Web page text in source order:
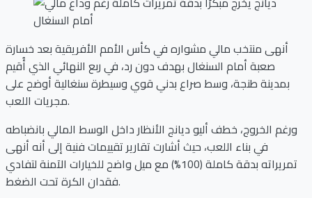
أنهى منتخب مالي مشواره في كأس الأمم الأفريقية بعد خسارة
صعبة أمام السنغال بهدف دون رد، في ربع النهائي الذي أُقيم
بمدينة طنجة، وسط صراع بدني قوي وسيطرة سنغالية أوضح على
مجريات اللعب.
ورغم الخروج، خطف أليو ديانج الأنظار داخل الوسط المالي بانضباطه
في بناء اللعب، حيث أشارت تقارير تقييمات فنية إلى أنه أنهى
تمريراته بدقة كاملة (100%) مع ميل واضح للخيارات الآمنة لتفادي
فقدان الكرة تحت الضغط.